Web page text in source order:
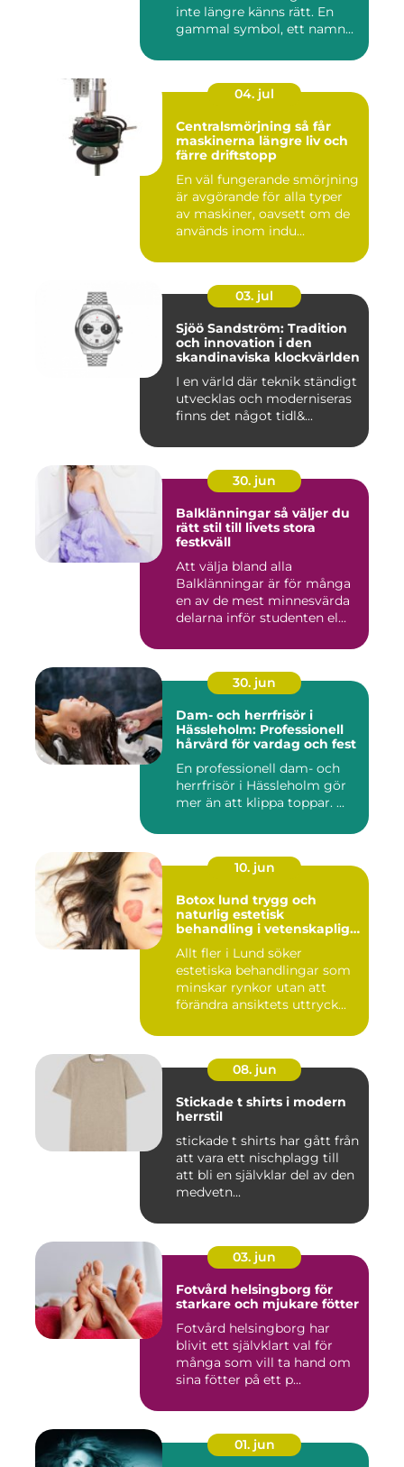
inte längre känns rätt. En
gammal symbol, ett namn...
04. jul
Centralsmörjning så får
maskinerna längre liv och
färre driftstopp
En väl fungerande smörjning
är avgörande för alla typer
av maskiner, oavsett om de
används inom indu...
03. jul
Sjöö Sandström: Tradition
och innovation i den
skandinaviska klockvärlden
I en värld där teknik ständigt
utvecklas och moderniseras
finns det något tidl&...
30. jun
Balklänningar så väljer du
rätt stil till livets stora
festkväll
Att välja bland alla
Balklänningar är för många
en av de mest minnesvärda
delarna inför studenten el...
30. jun
Dam- och herrfrisör i
Hässleholm: Professionell
hårvård för vardag och fest
En professionell dam- och
herrfrisör i Hässleholm gör
mer än att klippa toppar. ...
10. jun
Botox lund trygg och
naturlig estetisk
behandling i vetenskaplig
Allt fler i Lund söker
estetiska behandlingar som
minskar rynkor utan att
förändra ansiktets uttryck...
08. jun
Stickade t shirts i modern
herrstil
stickade t shirts har gått från
att vara ett nischplagg till
att bli en självklar del av den
medvetn...
03. jun
Fotvård helsingborg för
starkare och mjukare fötter
Fotvård helsingborg har
blivit ett självklart val för
många som vill ta hand om
sina fötter på ett p...
01. jun